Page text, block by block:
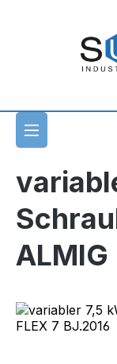
ALMIG
Bildergalerie